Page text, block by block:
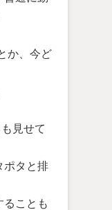
か、今ど
見せて
ポタと排
ることも